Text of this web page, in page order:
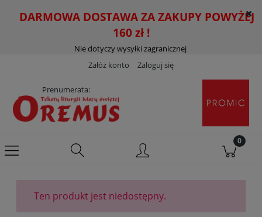
DARMOWA DOSTAWA ZA ZAKUPY POWYŻEJ
160 zł !
Nie dotyczy wysyłki zagranicznej
Załóż konto
Zaloguj się
Prenumerata:
Ten produkt jest niedostępny.